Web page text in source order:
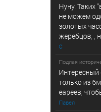
Нуну. Таких
не можем
золотых
жеребцов, , н
С
Подлая
Интересный
только из
еареев,
Павел